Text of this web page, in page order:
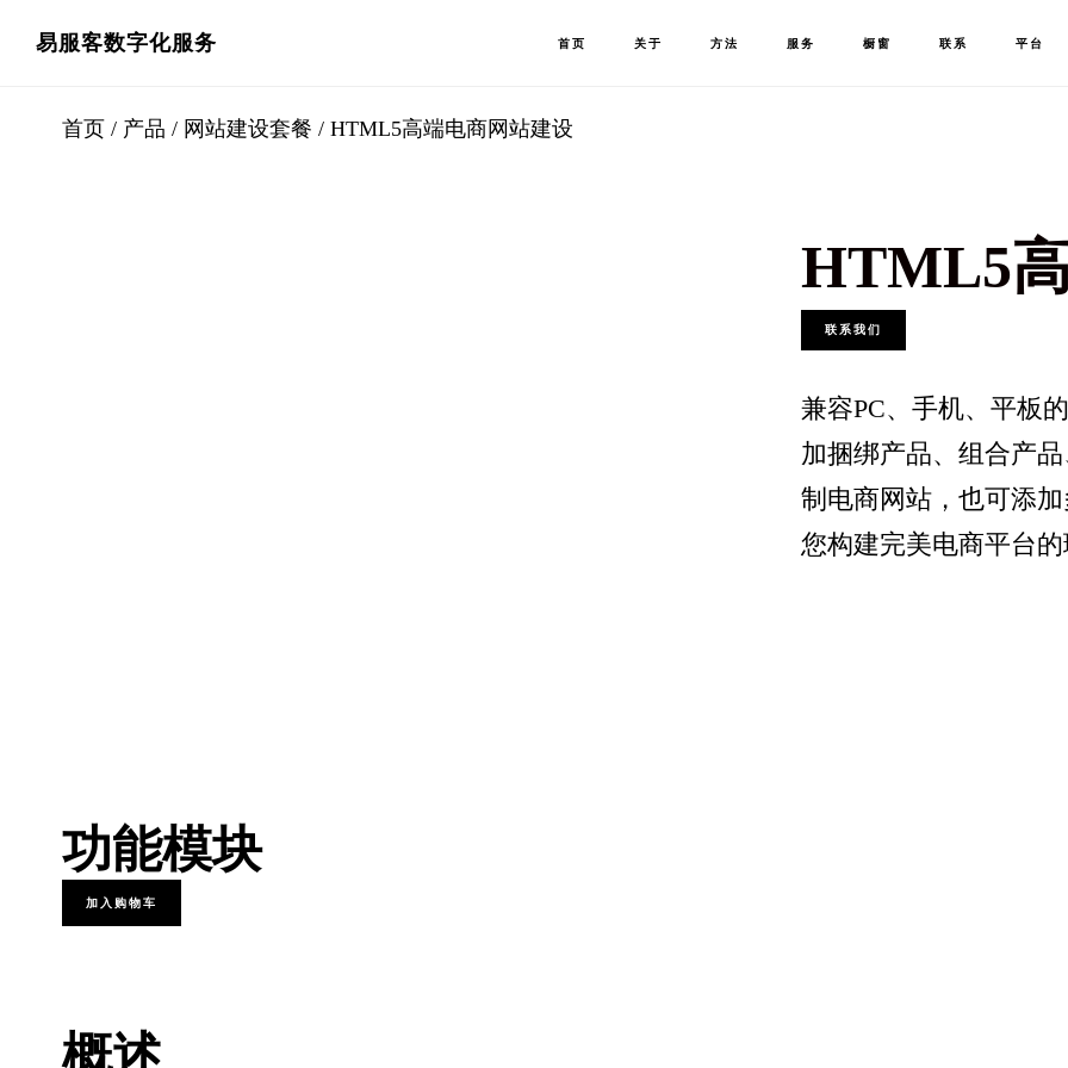
易服客数字化服务 首页 关于 方法 服务 橱窗 联系 平台
首页 / 产品 / 网站建设套餐 / HTML5高端电商网站建设
HTML5
联系我们
兼容PC、手机、平板
加捆绑产品、组合产
制电商网站，也可添
您构建完美电商平台的
功能模块
HTML5
电
加入购物车
概述